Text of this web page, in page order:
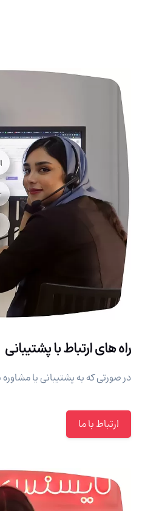
راه های ارتباط با پشتیبانی
در صورتی که به پشتیبانی یا
ارتباط با ما